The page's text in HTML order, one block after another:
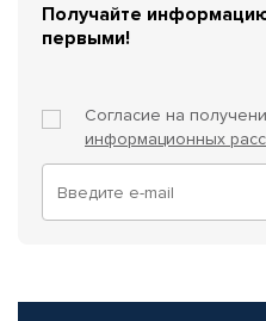
Получайте
первыми!
Согласие на
информационных